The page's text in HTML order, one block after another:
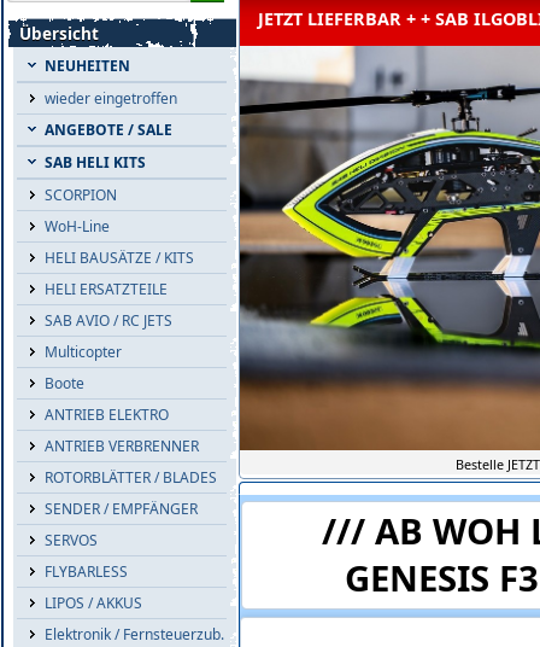
Übersicht
NEUHEITEN
wieder eingetroffen
ANGEBOTE / SALE
SAB HELI KITS
SCORPION
WoH-Line
HELI BAUSÄTZE / KITS
HELI ERSATZTEILE
SAB AVIO / RC JETS
Multicopter
Boote
ANTRIEB ELEKTRO
ANTRIEB VERBRENNER
ROTORBLÄTTER / BLADES
SENDER / EMPFÄNGER
SERVOS
FLYBARLESS
LIPOS / AKKUS
Elektronik / Fernsteuerzub.
NITRO VERSION + + JETZT LIEFERBAR + + SAB
Bestelle
/// AB WOH
GENESIS